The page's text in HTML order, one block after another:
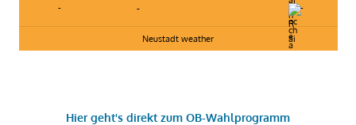
- - -
Neustadt weather
Hier geht's direkt zum OB-Wahlprogramm